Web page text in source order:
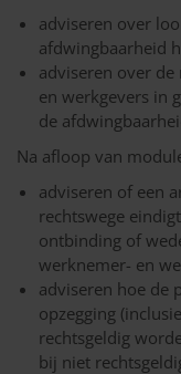
adviseren over
afdwingbaarheid
adviseren over
en werkgevers in
de
Na afloop van
adviseren of een
rechtswege
ontbinding of
werknemer- en
adviseren hoe de
opzegging
rechtsgeldig
bij niet